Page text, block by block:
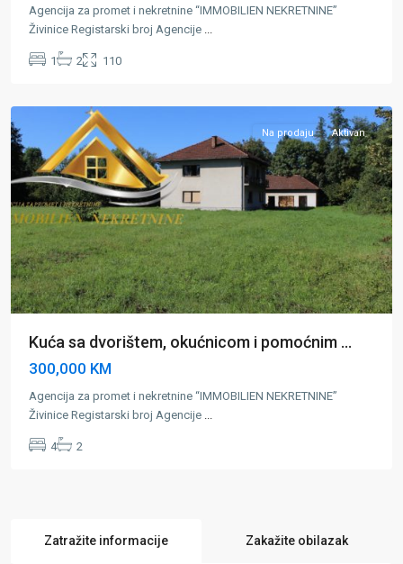
Agencija za promet i nekretnine “IMMOBILIEN NEKRETNINE”
Živinice Registarski broj Agencije ...
1 2 110
Dubrave
Na prodaju Aktivan
Kuća sa dvorištem, okućnicom i pomoćnim ...
300,000 KM
Agencija za promet i nekretnine “IMMOBILIEN NEKRETNINE”
Živinice Registarski broj Agencije ...
4 2
Zatražite informacije Zakažite obilazak